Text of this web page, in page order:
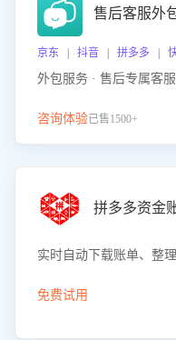
售后客服外
京东 | 抖音 | 拼多多 |
外包服务 · 售后专属客
咨询体验已售1500+
拼多多资金
实时自动下载账单、整
免费试用